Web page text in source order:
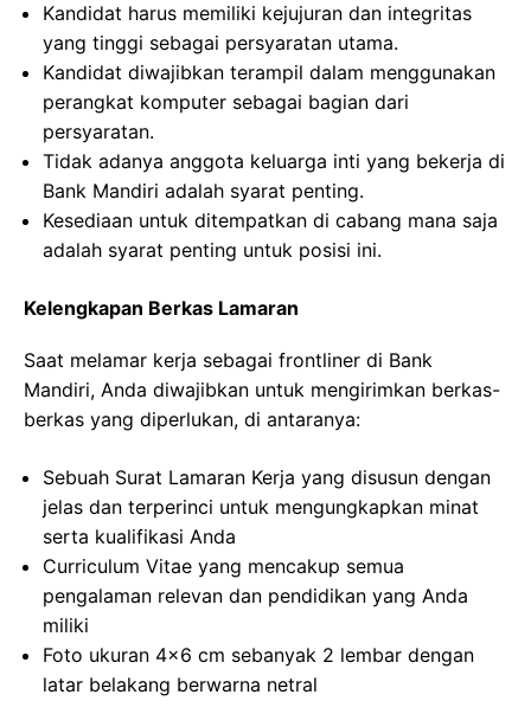
Kandidat harus memiliki kejujuran dan integritas
yang tinggi sebagai persyaratan utama.
Kandidat diwajibkan terampil dalam menggunakan
perangkat komputer sebagai bagian dari
persyaratan.
Tidak adanya anggota keluarga inti yang bekerja di
Bank Mandiri adalah syarat penting.
Kesediaan untuk ditempatkan di cabang mana saja
adalah syarat penting untuk posisi ini.
Kelengkapan Berkas Lamaran
Saat melamar kerja sebagai frontliner di Bank
Mandiri, Anda diwajibkan untuk mengirimkan berkas-
berkas yang diperlukan, di antaranya:
Sebuah Surat Lamaran Kerja yang disusun dengan
jelas dan terperinci untuk mengungkapkan minat
serta kualifikasi Anda
Curriculum Vitae yang mencakup semua
pengalaman relevan dan pendidikan yang Anda
miliki
Foto ukuran 4×6 cm sebanyak 2 lembar dengan
latar belakang berwarna netral